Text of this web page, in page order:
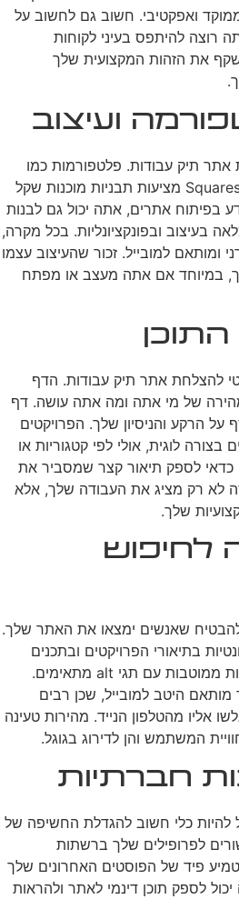
ואפקטיבי. חשוב גם לחשוב על
רוצה להיתפס בעיני לקוחות
את הזהות המקצועית שלך
ועיצוב
אתר תיק עבודות. פלטפורמות כמו
WordPress, Wix, או Squarespace מציעות תבניות מוכנות שקל
בפיתוח אתרים, אתה יכול גם לבנות
ובפונקציונליות. בכל מקרה,
ומותאם למובייל. זכור שהעיצוב עצמו
במיוחד אם אתה מעצב או מפתח
התוכן
להצלחת אתר תיק עבודות. הדף
של מי אתה ומה אתה עושה. דף
על הרקע והניסיון שלך. הפרויקטים
בצורה לוגית, אולי לפי קטגוריות או
כדאי לספק תיאור קצר שמסביר את
לא רק מציג את העבודה שלך, אלא
שלך.
לחיפוש
להבטיח שאנשים ימצאו את האתר שלך.
בתיאורי הפרויקטים ובתכנים
אחרים באתר. וודא שהתמונות ממוטבות עם תגי alt מתאימים.
היטב למובייל, שכן רבים
אליו מהטלפון הנייד. מהירות טעינה
המשתמש והן לדירוג בגוגל.
חברתיות
להיות כלי חשוב להגדלת החשיפה של
לפרופילים שלך ברשתות
פיד של הפוסטים האחרונים שלך
לספק תוכן דינמי לאתר ולהראות